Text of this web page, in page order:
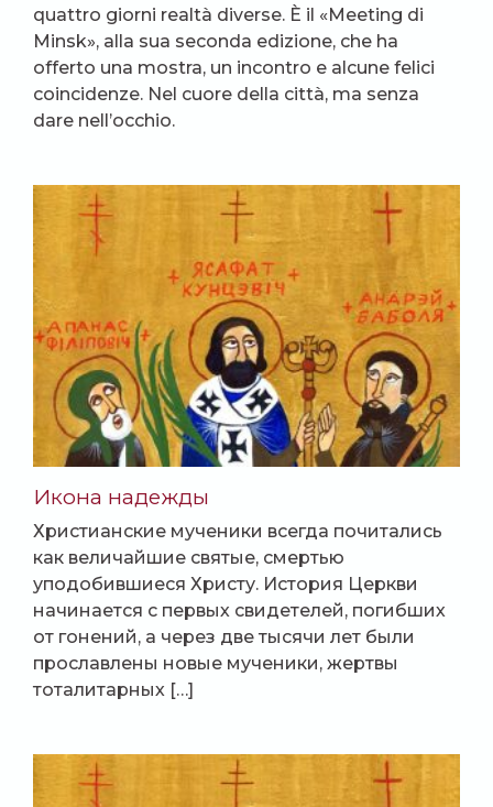
quattro giorni realtà diverse. È il «Meeting di
Minsk», alla sua seconda edizione, che ha
offerto una mostra, un incontro e alcune felici
coincidenze. Nel cuore della città, ma senza
dare nell’occhio.
Икона надежды
Христианские мученики всегда почитались
как величайшие святые, смертью
уподобившиеся Христу. История Церкви
начинается с первых свидетелей, погибших
от гонений, а через две тысячи лет были
прославлены новые мученики, жертвы
тоталитарных […]